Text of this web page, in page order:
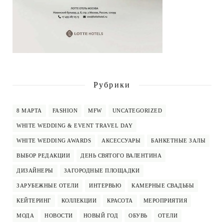
Рубрики
8 МАРТА FASHION MFW UNCATEGORIZED
WHITE WEDDING & EVENT TRAVEL DAY
WHITE WEDDING AWARDS АКСЕССУАРЫ БАНКЕТНЫЕ ЗАЛЫ
ВЫБОР РЕДАКЦИИ ДЕНЬ СВЯТОГО ВАЛЕНТИНА
ДИЗАЙНЕРЫ ЗАГОРОДНЫЕ ПЛОЩАДКИ
ЗАРУБЕЖНЫЕ ОТЕЛИ ИНТЕРВЬЮ КАМЕРНЫЕ СВАДЬБЫ
КЕЙТЕРИНГ КОЛЛЕКЦИИ КРАСОТА МЕРОПРИЯТИЯ
МОДА НОВОСТИ НОВЫЙ ГОД ОБУВЬ ОТЕЛИ